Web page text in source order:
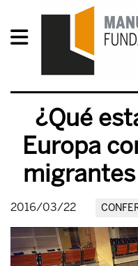
¿Qué
Europa
2016/03/22